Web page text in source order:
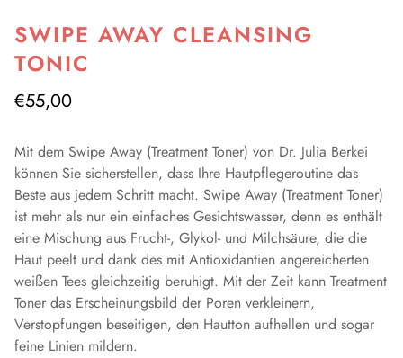
SWIPE AWAY CLEANSING
TONIC
€55,00
Mit dem Swipe Away (Treatment Toner) von Dr. Julia Berkei
können Sie sicherstellen, dass Ihre Hautpflegeroutine das
Beste aus jedem Schritt macht. Swipe Away (Treatment Toner)
ist mehr als nur ein einfaches Gesichtswasser, denn es enthält
eine Mischung aus Frucht-, Glykol- und Milchsäure, die die
Haut peelt und dank des mit Antioxidantien angereicherten
weißen Tees gleichzeitig beruhigt. Mit der Zeit kann Treatment
Toner das Erscheinungsbild der Poren verkleinern,
Verstopfungen beseitigen, den Hautton aufhellen und sogar
feine Linien mildern.